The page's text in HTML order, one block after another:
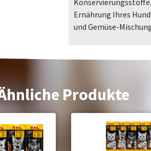
Ernährung Ihres
und Gemüse-
Produkte